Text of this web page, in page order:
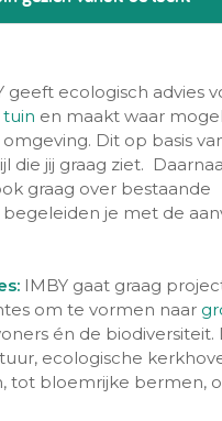
geeft ecologisch advies
en maakt waar
Dit op basis
die jij graag ziet.
graag over bestaande
je met de
IMBY gaat graag
om te vormen naar
én de biodiversiteit.
ecologische
tot bloemrijke bermen,